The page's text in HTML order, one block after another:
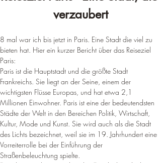
verzaubert
8 mal war ich bis jetzt in Paris. Eine Stadt die viel zu
bieten hat. Hier ein kurzer Bericht über das Reiseziel
Paris:
Paris ist die Hauptstadt und die größte Stadt
Frankreichs. Sie liegt an der Seine, einem der
wichtigsten Flüsse Europas, und hat etwa 2,1
Millionen Einwohner. Paris ist eine der bedeutendsten
Städte der Welt in den Bereichen Politik, Wirtschaft,
Kultur, Mode und Kunst. Sie wird auch als die Stadt
des Lichts bezeichnet, weil sie im 19. Jahrhundert eine
Vorreiterrolle bei der Einführung der
Straßenbeleuchtung spielte.